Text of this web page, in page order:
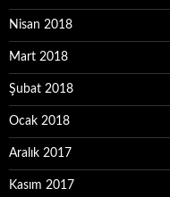
Nisan 2018
Mart 2018
Şubat 2018
Ocak 2018
Aralık 2017
Kasım 2017